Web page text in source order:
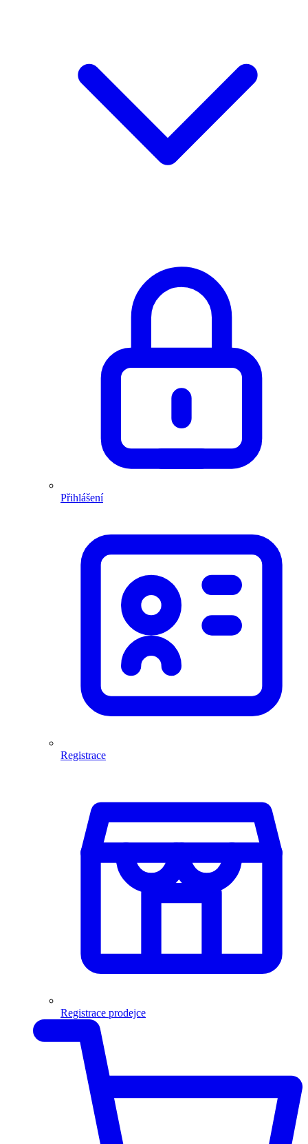
Přihlášení
Registrace
Registrace prodejce